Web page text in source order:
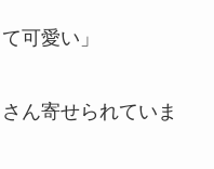
可愛い」
ん寄せられていま